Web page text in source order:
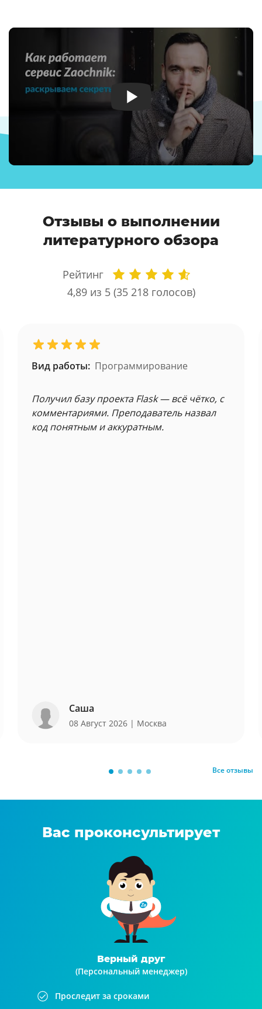
Отзывы о выполнении
литературного обзора
Рейтинг
4,89 из 5 (35 218голосов)
Вид работы: Программирование
Получил базу проекта Flask — всё чётко, с
комментариями. Преподаватель назвал
код понятным и аккуратным.
Саша
08 Август 2026 | Москва
Все отзывы
Вас проконсультирует
Верный друг
(Персональный менеджер)
Проследит за сроками